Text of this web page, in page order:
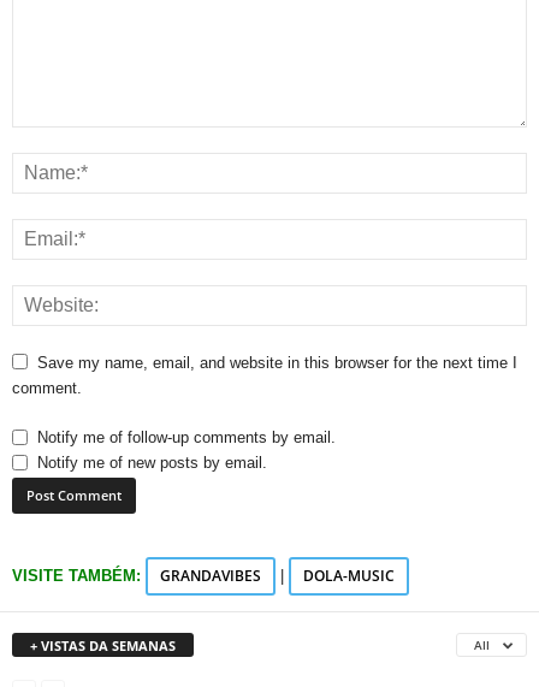
Save my name, email, and website in this browser for the next time I
comment.
Notify me of follow-up comments by email.
Notify me of new posts by email.
VISITE TAMBÉM: GRANDAVIBES DOLA-MUSIC
+ VISTAS DA SEMANAS All